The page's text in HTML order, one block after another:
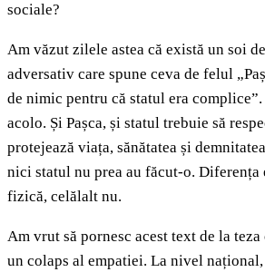
sociale?
Am văzut zilele astea că există un soi
adversativ care spune ceva de felul
de nimic pentru că statul era
acolo. Și Pașca, și statul trebuie să
protejează viața, sănătatea și
nici statul nu prea au făcut-o. Diferența
fizică, celălalt nu.
Am vrut să pornesc acest text de la teza
un colaps al empatiei. La nivel